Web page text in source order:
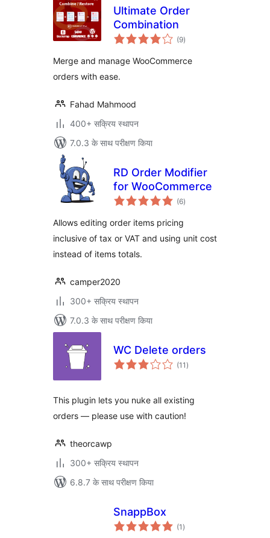
Ultimate Order
Combination
(9कुल
दर)
Merge and manage WooCommerce
orders with ease.
Fahad Mahmood
400+ सक्रिय स्थापन
7.0.3 के साथ परीक्षण किया
RD Order Modifier
for WooCommerce
(6कुल
दर)
Allows editing order items pricing
inclusive of tax or VAT and using unit cost
instead of items totals.
camper2020
300+ सक्रिय स्थापन
7.0.3 के साथ परीक्षण किया
WC Delete orders
(11 कुल
दर)
This plugin lets you nuke all existing
orders — please use with caution!
theorcawp
300+ सक्रिय स्थापन
6.8.7 के साथ परीक्षण किया
SnappBox
(1 कुल
दर)